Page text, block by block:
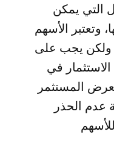
التي يمكن
وتعتبر الأسهم
ولكن يجب على
في
المستثمر
عدم الحذر